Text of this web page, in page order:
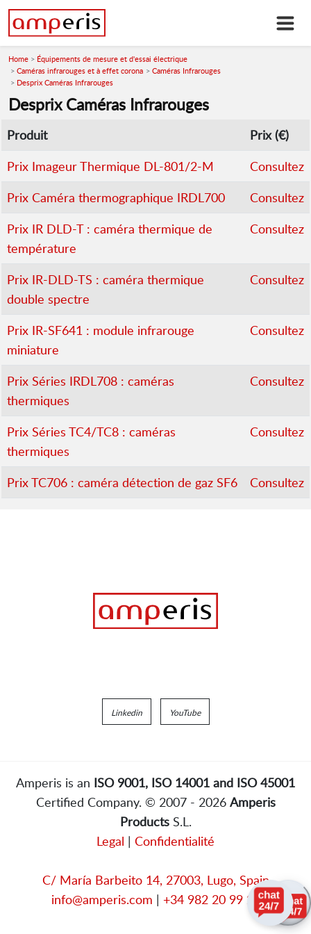
Home
Équipements de mesure et d'essai électrique
Caméras infrarouges et à effet corona
Caméras Infrarouges
Desprix Caméras Infrarouges
Desprix Caméras Infrarouges
Produit
Prix (€)
Prix Imageur Thermique DL-801/2-M
Consultez
Prix Caméra thermographique IRDL700
Consultez
Prix IR DLD-T : caméra thermique de
température
Consultez
Prix IR-DLD-TS : caméra thermique
double spectre
Consultez
Prix IR-SF641 : module infrarouge
miniature
Consultez
Prix Séries IRDL708 : caméras
thermiques
Consultez
Prix Séries TC4/TC8 : caméras
thermiques
Consultez
Prix TC706 : caméra détection de gaz SF6 Consultez
Linkedin YouTube
Amperis is an ISO 9001, ISO 14001 and ISO 45001
Certified Company. © 2007 - 2026 Amperis
ProductsS.L.
Legal | Confidentialité
C/ María Barbeito 14, 27003, Lugo, Spain
info@amperis.com | +34 982 20 99 20